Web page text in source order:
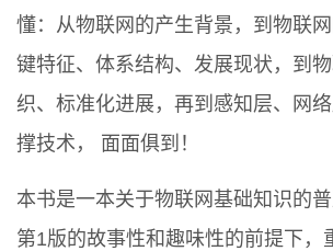
懂：从物联网的产生背景，到物联
键特征、体系结构、发展现状，到
织、标准化进展，再到感知层、网
撑技术， 面面俱到！
本书是一本关于物联网基础知识的
第1版的故事性和趣味性的前提下，